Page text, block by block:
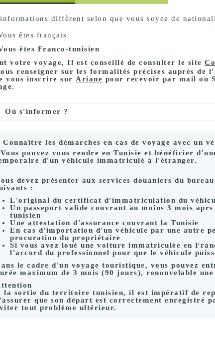
diffèrent selon que vous soyez de
êtes français
êtes Franco-tunisien
votre voyage, Il est conseillé de consulter le site
renseigner sur les formalités précises auprès de
vous inscrire sur Ariane pour recevoir par mail ou
Où s'informer ?
Connaître les démarches en cas de voyage avec un
Vous pouvez vous rendre en Tunisie et bénéficier
d'un véhicule immatriculé à l'étranger.
devez présenter aux services douaniers du
:
L'original du certificat d'immatriculation du
Un passeport valide couvrant au moins 3 mois
tunisien
Une attestation d'assurance couvrant la Tunisie
En cas d'importation d'un véhicule par une autre
procuration du propriétaire
Si vous avez loué une voiture immatriculée en
l'accord du professionnel pour que le véhicule
le cadre d'un voyage touristique, vous pouvez
maximum de 3 mois (90 jours), renouvelable
la sortie du territoire tunisien, il est impératif de
que son départ est correctement enregistré
tout problème ultérieur.